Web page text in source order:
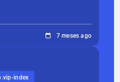
7 meses ago
index